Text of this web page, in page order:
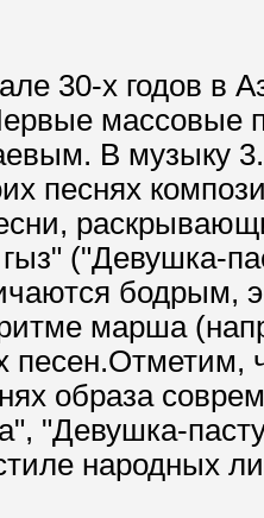
30-х годов в
массовые
В музыку
песнях
("Девушка-
бодрым,
марша
песен.Отметим,
образа
"Девушка-
народных